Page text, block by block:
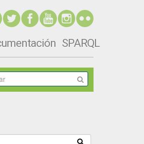
SPARQL